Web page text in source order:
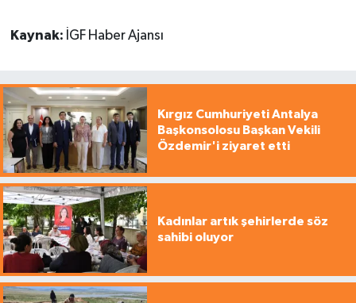
Kaynak: İGF Haber Ajansı
Kırgız Cumhuriyeti Antalya
Başkonsolosu Başkan Vekili
Özdemir'i ziyaret etti
Kadınlar artık şehirlerde söz
sahibi oluyor